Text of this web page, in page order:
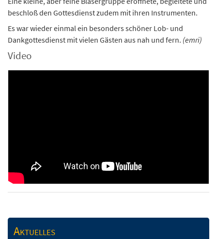
beschloß den Gottesdienst zudem mit ihren Instrumenten.
Es war wieder einmal ein besonders schöner Lob- und
Dankgottesdienst mit vielen Gästen aus nah und fern. (emri)
Video
Aktuelles